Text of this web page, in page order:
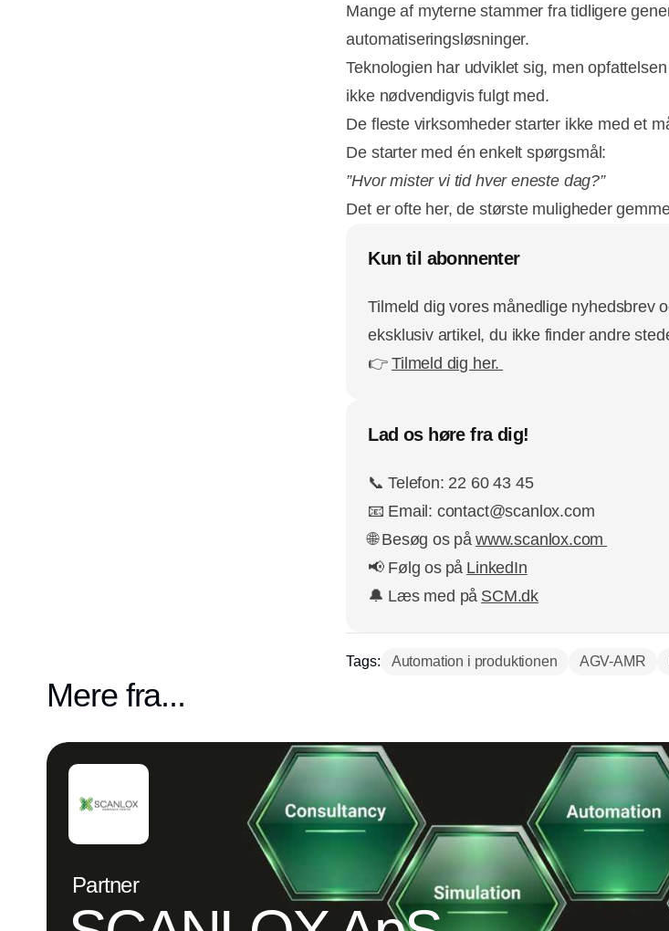
Mange af myterne stammer fra tidligere
automatiseringsløsninger.
Teknologien har udviklet sig, men
ikke nødvendigvis fulgt med.
De fleste virksomheder starter ikke med et
De starter med én enkelt spørgsmål:
”Hvor mister vi tid hver eneste dag?”
Det er ofte her, de største muligheder
Kun til abonnenter
Tilmeld dig vores månedlige nyhedsbrev
eksklusiv artikel, du ikke finder andre
👉Tilmeld dig her.
Lad os høre fra dig!
📞 Telefon: 22 60 43 45
📧 Email: contact@scanlox.com
🌐 Besøg os på www.scanlox.com
📢 Følg os på LinkedIn
🔔 Læs med på SCM.dk
Tags: Automation i produktionen AGV-AMR
Mere fra...
Partner